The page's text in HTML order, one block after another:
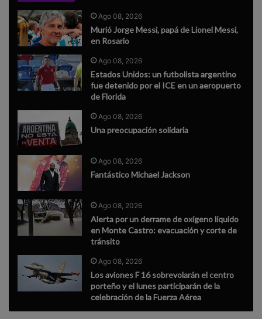
Ago 08, 2026
Murió Jorge Messi, papá de Lionel Messi,
en Rosario
Ago 08, 2026
Estados Unidos: un futbolista argentino
fue detenido por el ICE en un aeropuerto
de Florida
Ago 08, 2026
Una preocupación solidaria
Ago 08, 2026
Fantástico Michael Jackson
Ago 08, 2026
Alerta por un derrame de oxígeno líquido
en Monte Castro: evacuación y corte de
tránsito
Ago 08, 2026
Los aviones F 16 sobrevolarán el centro
porteño y el lunes participarán de la
celebración de la Fuerza Aérea